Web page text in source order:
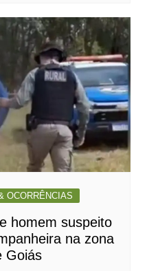
OCORRÊNCIAS
homem suspeito
na zona
Goiás